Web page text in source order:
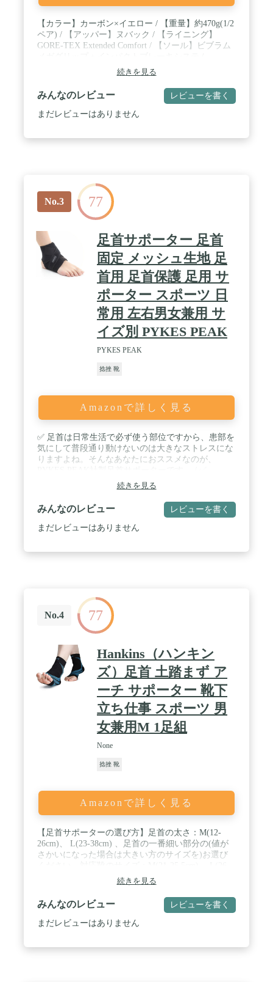
【カラー】カーボン×イエロー / 【重量】約470g(1/2
ペア) / 【アッパー】ヌバック / 【ライニング】
GORE-TEX Extended Comfort / 【ソール】ビブラム
続きを見る
みんなのレビュー レビューを書く
まだレビューはありません
No.3 77
足首サポーター 足首
固定 メッシュ生地 足
首用 足首保護 足用 サ
ポーター スポーツ 日
常用 左右男女兼用 サ
イズ別 PYKES PEAK
PYKES PEAK
捻挫 靴
Amazonで詳しく見る
✅ 足首は日常生活で必ず使う部位ですから、患部を
気にして普段通り動けないのは大きなストレスにな
りますよね。そんなあなたにおススメなのが、
PYKES PEAK社製足首サポーターは、「足首」と
「足底」全体を覆って固定するのに加えて、X型の
ベルトが「踵」を保護します。この3つのピンポイ
ントな『固定』が、無意識のうちに行う余計な動き
を確実に抑えます。本当は患部を動かさないのが一
近は、もともと汗を多くかく部位ですが、このサポ
ーターなら長時間装着も違和感がありません。お客
様の声を受け改良を重ねた結果生まれたPYKES
PEAK社製足首サポーターをお試しください！ /
✅【足のサイズでの目安】Sサイズ：（16.5～21.5
cm）／ Mサイズ：（21.5～26.5 cm）／ Lサイズ：
（27～31 cm）対応します。✅こちら男女兼用で、
左右どちらにも使えます。カンタンに装着できるマ
ジックテープ式ですので、お出かけ前でも時間をか
けずに、お使い頂けますよ♪ / ✅【安心のアフターサ
ポート】：初期不良やサイズが合わない場合は、ご
気軽にご連絡下さい。
続きを見る
みんなのレビュー レビューを書く
まだレビューはありません
No.4 77
Hankins（ハンキン
ズ）足首 土踏まず ア
ーチ サポーター 靴下
立ち仕事 スポーツ 男
女兼用M 1足組
None
捻挫 靴
Amazonで詳しく見る
【足首サポーターの選び方】足首の太さ：M(12-
26cm)、 L(23-38cm) 、足首の一番細い部分の(値が
さかいになった場合は大きい方のサイズを)お選び
29cm) ※2サイズに該当する場合は、大きい方のサ
イズをおすすめします。※本製品は適度な圧力で効
果が出来ます、初めて着る時は少しきついかもしれ
ませんので、ちょっとゆったりな使用感を好む、甲
高、足の幅がい方は、ワンサイズ上を選択してくだ
続きを見る
みんなのレビュー レビューを書く
まだレビューはありません